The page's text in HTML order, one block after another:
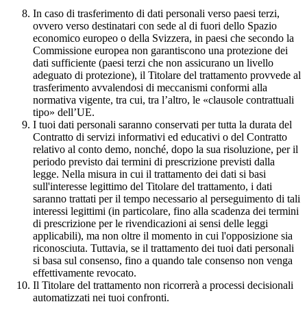
In caso di trasferimento di dati personali verso paesi terzi,
ovvero verso destinatari con sede al di fuori dello Spazio
economico europeo o della Svizzera, in paesi che secondo la
Commissione europea non garantiscono una protezione dei
dati sufficiente (paesi terzi che non assicurano un livello
adeguato di protezione), il Titolare del trattamento provvede al
trasferimento avvalendosi di meccanismi conformi alla
normativa vigente, tra cui, tra l’altro, le «clausole contrattuali
tipo» dell’UE.
I tuoi dati personali saranno conservati per tutta la durata del
Contratto di servizi informativi ed educativi o del Contratto
relativo al conto demo, nonché, dopo la sua risoluzione, per il
periodo previsto dai termini di prescrizione previsti dalla
legge. Nella misura in cui il trattamento dei dati si basi
sull'interesse legittimo del Titolare del trattamento, i dati
saranno trattati per il tempo necessario al perseguimento di tali
interessi legittimi (in particolare, fino alla scadenza dei termini
di prescrizione per le rivendicazioni ai sensi delle leggi
applicabili), ma non oltre il momento in cui l'opposizione sia
riconosciuta. Tuttavia, se il trattamento dei tuoi dati personali
si basa sul consenso, fino a quando tale consenso non venga
effettivamente revocato.
Il Titolare del trattamento non ricorrerà a processi decisionali
automatizzati nei tuoi confronti.